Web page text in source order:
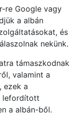
re Google vagy
a albán
és
nekünk.
támaszkodnak
valamint a
ezek a
lefordított
a albán-ből.